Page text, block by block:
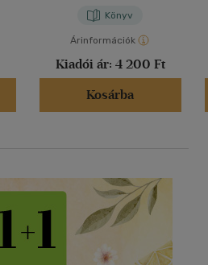
Könyv
Árinformációk
Kiadói ár: 4 200 Ft
Kosárba